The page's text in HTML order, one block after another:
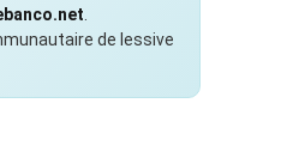
de lessive